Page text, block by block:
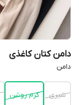
دامن کتان کاغذی
دامن
شيرى كرم روشن